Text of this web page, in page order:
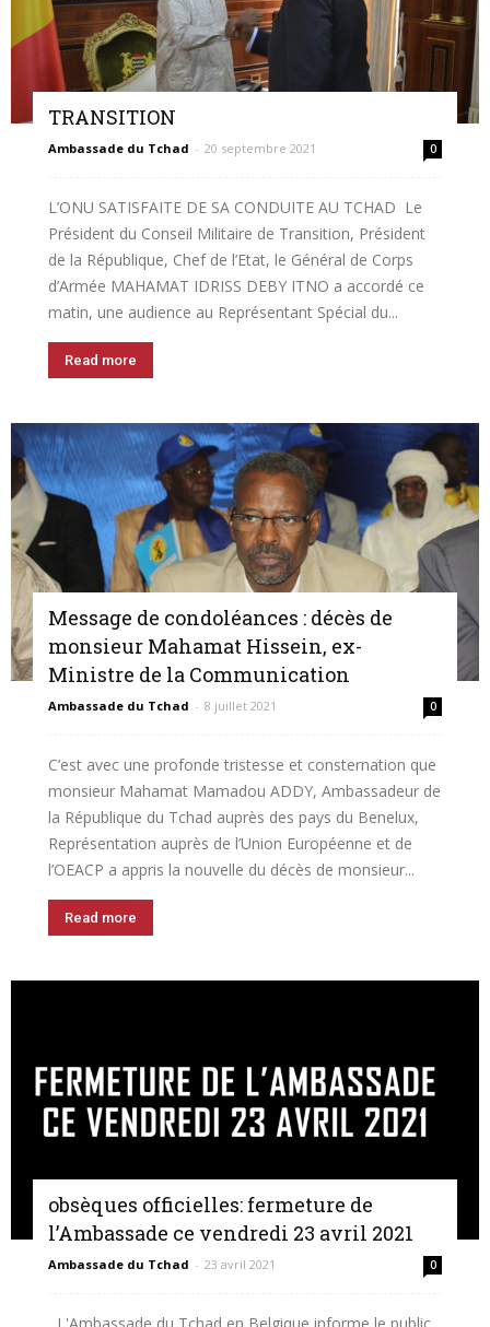
TRANSITION
Ambassade du Tchad - 20 septembre 2021 0
L’ONU SATISFAITE DE SA CONDUITE AU TCHAD Le
Président du Conseil Militaire de Transition, Président
de la République, Chef de l’Etat, le Général de Corps
d’Armée MAHAMAT IDRISS DEBY ITNO a accordé ce
matin, une audience au Représentant Spécial du...
Read more
Message de condoléances : décès de
monsieur Mahamat Hissein, ex-
Ministre de la Communication
Ambassade du Tchad - 8 juillet 2021 0
C’est avec une profonde tristesse et consternation que
monsieur Mahamat Mamadou ADDY, Ambassadeur de
la République du Tchad auprès des pays du Benelux,
Représentation auprès de l’Union Européenne et de
l’OEACP a appris la nouvelle du décès de monsieur...
Read more
obsèques officielles: fermeture de
l’Ambassade ce vendredi 23 avril 2021
Ambassade du Tchad - 23 avril 2021 0